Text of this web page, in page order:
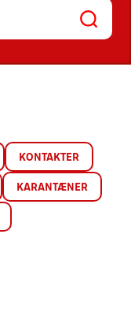
KONTAKTER
KARANTÆNER